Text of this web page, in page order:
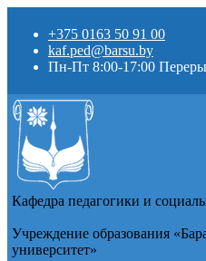
+375 0163 50 91 00
kaf.ped@barsu.by
Пн-Пт 8:00-17:00
Кафедра педагогики и
Учреждение образования
университет»